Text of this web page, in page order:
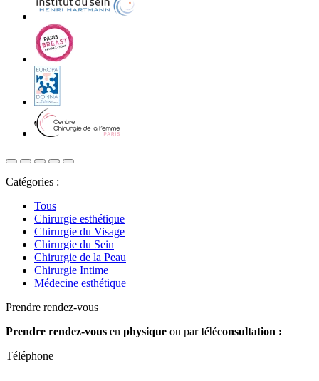
Catégories :
Tous
Chirurgie esthétique
Chirurgie du Visage
Chirurgie du Sein
Chirurgie de la Peau
Chirurgie Intime
Médecine esthétique
Prendre rendez-vous
Prendre rendez-vous en physique ou partéléconsultation :
Téléphone